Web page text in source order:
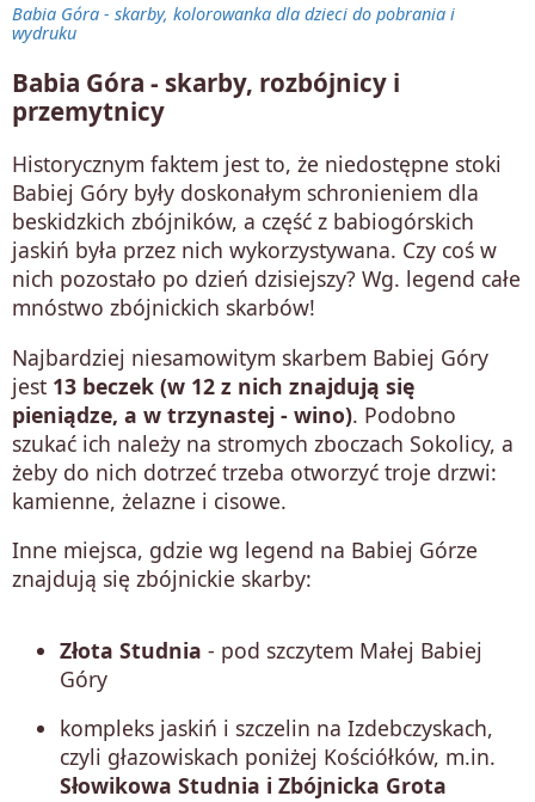
Babia Góra - skarby, kolorowanka dla dzieci do pobrania i
wydruku
Babia Góra - skarby, rozbójnicy i
przemytnicy
Historycznym faktem jest to, że niedostępne stoki
Babiej Góry były doskonałym schronieniem dla
beskidzkich zbójników, a część z babiogórskich
jaskiń była przez nich wykorzystywana. Czy coś w
nich pozostało po dzień dzisiejszy? Wg. legend całe
mnóstwo zbójnickich skarbów!
Najbardziej niesamowitym skarbem Babiej Góry
jest 13 beczek (w 12 z nich znajdują się
pieniądze, a w trzynastej - wino). Podobno
szukać ich należy na stromych zboczach Sokolicy, a
żeby do nich dotrzeć trzeba otworzyć troje drzwi:
kamienne, żelazne i cisowe.
Inne miejsca, gdzie wg legend na Babiej Górze
znajdują się zbójnickie skarby:
Złota Studnia - pod szczytem Małej Babiej
Góry
kompleks jaskiń i szczelin na Izdebczyskach,
czyli głazowiskach poniżej Kościółków, m.in.
Słowikowa Studnia i Zbójnicka Grota